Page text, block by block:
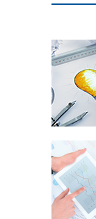
25 avril
Afin